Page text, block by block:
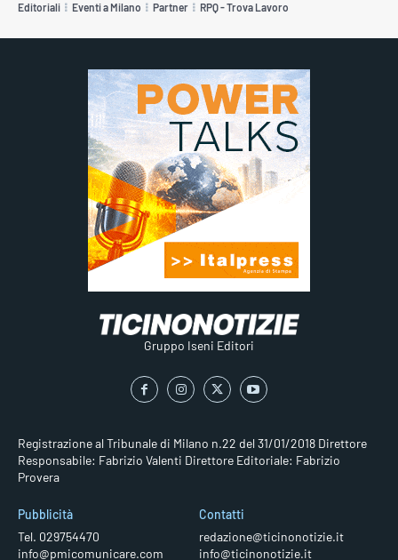
Editoriali Eventi a Milano Partner RPQ - Trova Lavoro
Gruppo Iseni Editori
Registrazione al Tribunale di Milano n.22 del 31/01/2018 Direttore
Responsabile: Fabrizio Valenti Direttore Editoriale: Fabrizio
Provera
Pubblicità
Tel. 029754470
info@pmicomunicare.com
Contatti
redazione@ticinonotizie.it
info@ticinonotizie.it